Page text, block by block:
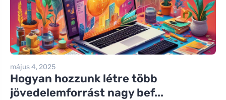
május 4, 2025
Hogyan hozzunk létre több
jövedelemforrást nagy bef...